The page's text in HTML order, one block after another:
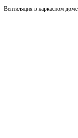
Вентиляция в каркасном доме